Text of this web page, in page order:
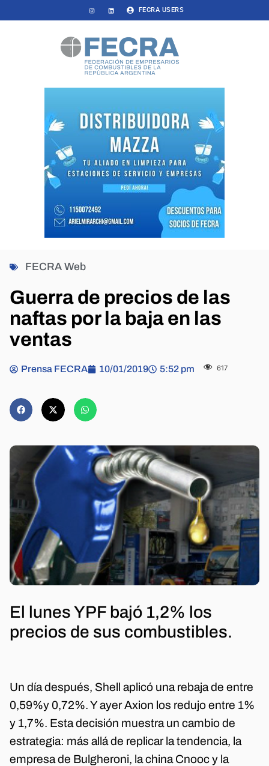
FECRA USERS
FECRA Web
Guerra de precios de las
naftas por la baja en las
ventas
Prensa FECRA 10/01/2019 5:52 pm 617
El lunes YPF bajó 1,2% los
precios de sus combustibles.
Un día después, Shell aplicó una rebaja de entre
0,59%y 0,72%. Y ayer Axion los redujo entre 1%
y 1,7%. Esta decisión muestra un cambio de
estrategia: más allá de replicar la tendencia, la
empresa de Bulgheroni, la china Cnooc y la